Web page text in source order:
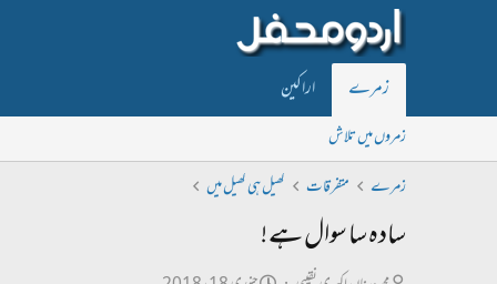
زمرے اراکین
زمروں میں تلاش
زمرے
متفرقات کھیل ہی کھیل میں
سادہ سا سوال ہے !